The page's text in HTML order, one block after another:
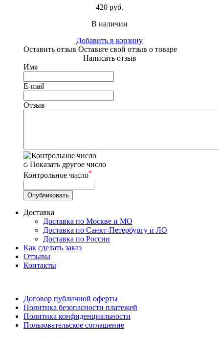
420 руб.
В наличии
Добавить в корзину
Оставить отзыв Оставьте свой отзыв о товаре
Написать отзыв
Имя
E-mail
Отзыв
Показать другое число
Контрольное число*
Доставка
Доставка по Москве и МО
Доставка по Санкт-Петербургу и ЛО
Доставка по России
Как сделать заказ
Отзывы
Контакты
Договор публичной оферты
Политика безопасности платежей
Политика конфиденциальности
Пользовательское соглашение